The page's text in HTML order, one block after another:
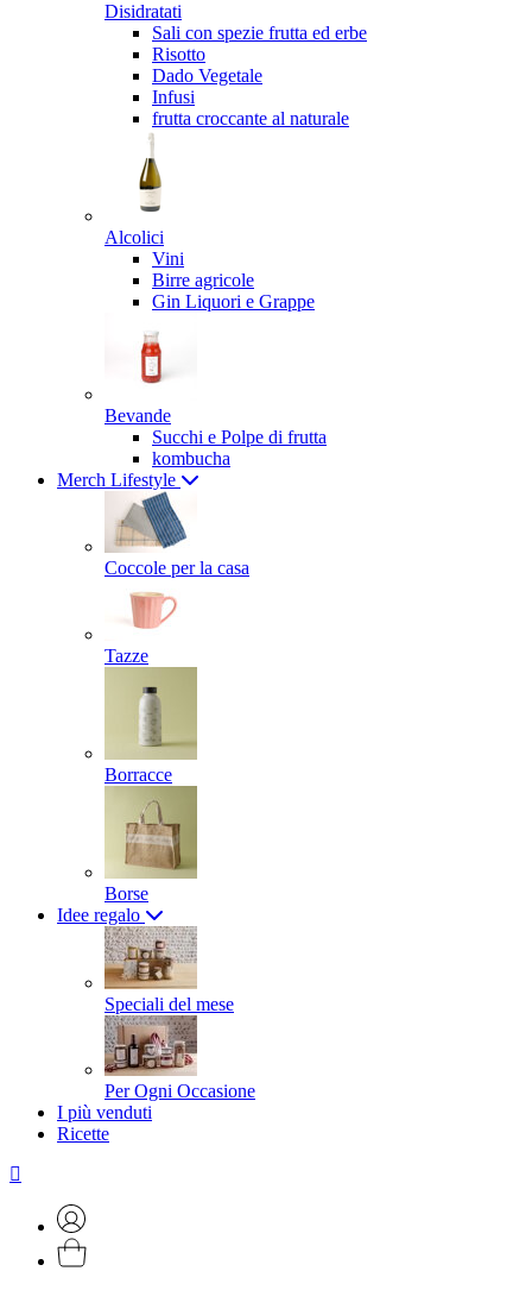
Disidratati
Sali con spezie frutta ed erbe
Risotto
Dado Vegetale
Infusi
frutta croccante al naturale
Alcolici
Vini
Birre agricole
Gin Liquori e Grappe
Bevande
Succhi e Polpe di frutta
kombucha
Merch Lifestyle
Coccole per la casa
Tazze
Borracce
Borse
Idee regalo
Speciali del mese
Per Ogni Occasione
I più venduti
Ricette